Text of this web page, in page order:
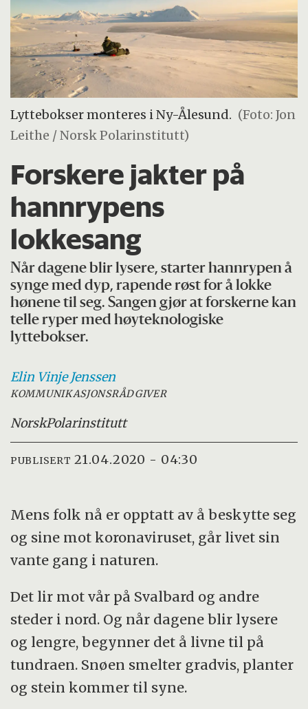
Lyttebokser monteres i Ny-Ålesund. (Foto: Jon
Leithe / Norsk Polarinstitutt)
Forskere jakter på
hannrypens
lokkesang
Når dagene blir lysere, starter hannrypen å
synge med dyp, rapende røst for å lokke
hønene til seg. Sangen gjør at forskerne kan
telle ryper med høyteknologiske
lyttebokser.
Elin Vinje Jenssen
KOMMUNIKASJONSRÅDGIVER
NorskPolarinstitutt
PUBLISERT 21.04.2020 - 04:30
Mens folk nå er opptatt av å beskytte seg
og sine mot koronaviruset, går livet sin
vante gang i naturen.
Det lir mot vår på Svalbard og andre
steder i nord. Og når dagene blir lysere
og lengre, begynner det å livne til på
tundraen. Snøen smelter gradvis, planter
og stein kommer til syne.